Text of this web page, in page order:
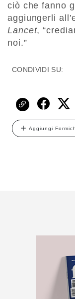
ciò che fanno
aggiungerli
Lancet,
noi.”
CONDIVIDI SU:
Aggiungi